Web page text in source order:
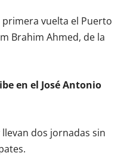
primera vuelta el Puerto
Brahim Ahmed, de la
en el José Antonio
dos jornadas sin